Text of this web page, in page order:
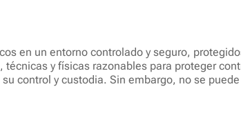
en un entorno controlado y seguro,
y físicas razonables para proteger
control y custodia. Sin embargo, no se